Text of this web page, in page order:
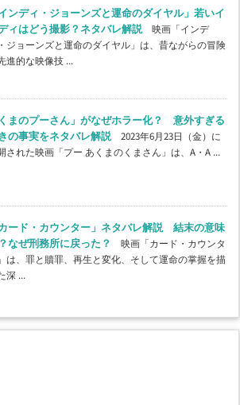
インディ・ジョーンズと運命のダイヤル」若いイ
ィはどう撮影？ネタバレ解説 映画「インデ
ジョーンズと運命のダイヤル」は、昔ながらの冒険
進的な映像技 ...
くまのプーさん」がなぜホラー化？ 意外すぎる
の事実をネタバレ解説 2023年6月23日（金）に
された映画「プー あくまのくまさん」は、A・A ...
カード・カウンター」ネタバレ解説 結末の意味
なぜ刑務所に戻った？
映画「カード・カウンタ
は、罪と贖罪、再生と変化、そして運命の掌握を描
深 ...